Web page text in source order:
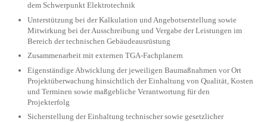
dem Schwerpunkt Elektrotechnik
Unterstützung bei der Kalkulation und Angebotserstellung sowie
Mitwirkung bei der Ausschreibung und Vergabe der Leistungen im
Bereich der technischen Gebäudeausrüstung
Zusammenarbeit mit externen TGA-Fachplanern
Eigenständige Abwicklung der jeweiligen Baumaßnahmen vor Ort
Projektüberwachung hinsichtlich der Einhaltung von Qualität, Kosten
und Terminen sowie maßgebliche Verantwortung für den
Projekterfolg
Sicherstellung der Einhaltung technischer sowie gesetzlicher